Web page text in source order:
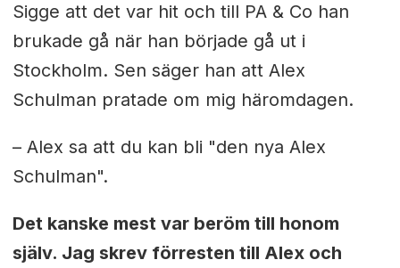
Sigge att det var hit och till PA & Co han
brukade gå när han började gå ut i
Stockholm. Sen säger han att Alex
Schulman pratade om mig häromdagen.
– Alex sa att du kan bli "den nya Alex
Schulman".
Det kanske mest var beröm till honom
själv. Jag skrev förresten till Alex och